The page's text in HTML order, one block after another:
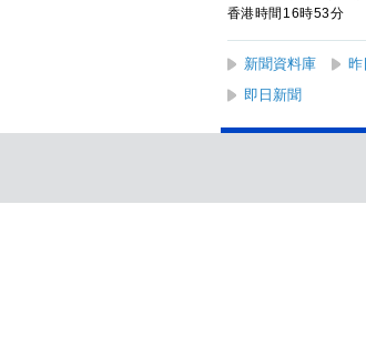
香港時間16時53分
新聞資料庫 昨
即日新聞